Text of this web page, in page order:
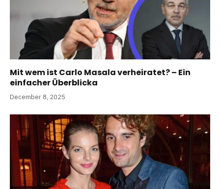
Mit wem ist Carlo Masala verheiratet? – Ein
einfacher Überblicka
December 8, 2025